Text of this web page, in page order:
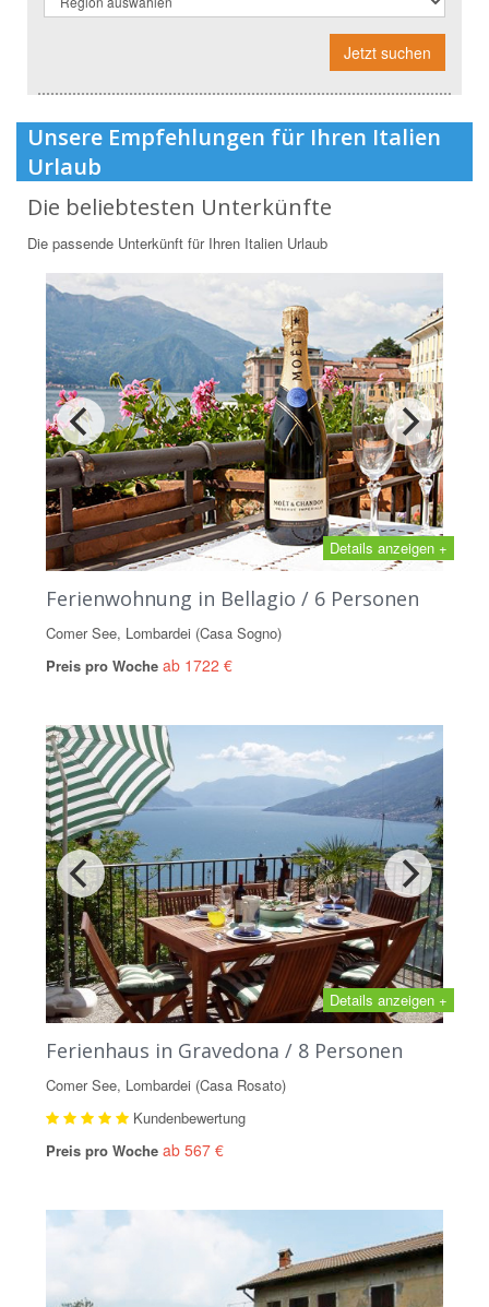
Jetzt suchen
Unsere Empfehlungen für Ihren Italien
Urlaub
Die beliebtesten Unterkünfte
Die passende Unterkünft für Ihren Italien Urlaub
Details anzeigen +
Ferienwohnung in Bellagio / 6 Personen
Comer See, Lombardei (Casa Sogno)
Preis pro Woche ab 1722 €
Details anzeigen +
Ferienhaus in Gravedona / 8 Personen
Comer See, Lombardei (Casa Rosato)
Kundenbewertung
Preis pro Woche ab 567 €